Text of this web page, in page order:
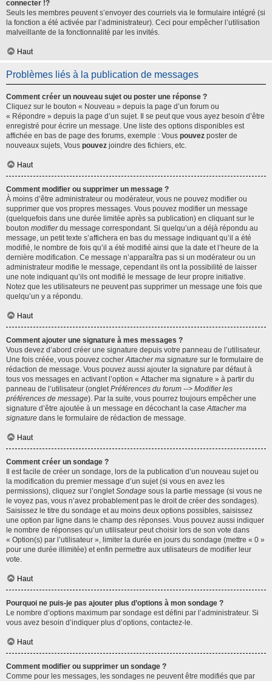
connecter !?
Seuls les membres peuvent s’envoyer des courriels via le formulaire intégré (si
la fonction a été activée par l’administrateur). Ceci pour empêcher l’utilisation
malveillante de la fonctionnalité par les invités.
Haut
Problèmes liés à la publication de messages
Comment créer un nouveau sujet ou poster une réponse ?
Cliquez sur le bouton « Nouveau » depuis la page d’un forum ou
« Répondre » depuis la page d’un sujet. Il se peut que vous ayez besoin d’être
enregistré pour écrire un message. Une liste des options disponibles est
affichée en bas de page des forums, exemple : Vous pouvez poster de
nouveaux sujets, Vous pouvez joindre des fichiers, etc.
Haut
Comment modifier ou supprimer un message ?
À moins d’être administrateur ou modérateur, vous ne pouvez modifier ou
supprimer que vos propres messages. Vous pouvez modifier un message
(quelquefois dans une durée limitée après sa publication) en cliquant sur le
bouton modifierdu message correspondant. Si quelqu’un a déjà répondu au
message, un petit texte s’affichera en bas du message indiquant qu’il a été
modifié, le nombre de fois qu’il a été modifié ainsi que la date et l’heure de la
dernière modification. Ce message n’apparaîtra pas si un modérateur ou un
administrateur modifie le message, cependant ils ont la possibilité de laisser
une note indiquant qu’ils ont modifié le message de leur propre initiative.
Notez que les utilisateurs ne peuvent pas supprimer un message une fois que
quelqu’un y a répondu.
Haut
Comment ajouter une signature à mes messages ?
Vous devez d’abord créer une signature depuis votre panneau de l’utilisateur.
Une fois créée, vous pouvez cocherAttacher ma signature sur le formulaire de
rédaction de message. Vous pouvez aussi ajouter la signature par défaut à
tous vos messages en activant l’option « Attacher ma signature » à partir du
panneau de l’utilisateur (ongletPréférences du forum --> Modifier les
préférences de message). Par la suite, vous pourrez toujours empêcher une
signature d’être ajoutée à un message en décochant la caseAttacher ma
signature dans le formulaire de rédaction de message.
Haut
Comment créer un sondage ?
Il est facile de créer un sondage, lors de la publication d’un nouveau sujet ou
la modification du premier message d’un sujet (si vous en avez les
permissions), cliquez sur l’ongletSondage sous la partie message (si vous ne
le voyez pas, vous n’avez probablement pas le droit de créer des sondages).
Saisissez le titre du sondage et au moins deux options possibles, saisissez
une option par ligne dans le champ des réponses. Vous pouvez aussi indiquer
le nombre de réponses qu’un utilisateur peut choisir lors de son vote dans
« Option(s) par l’utilisateur », limiter la durée en jours du sondage (mettre « 0 »
pour une durée illimitée) et enfin permettre aux utilisateurs de modifier leur
vote.
Haut
Pourquoi ne puis-je pas ajouter plus d’options à mon sondage ?
Le nombre d’options maximum par sondage est défini par l’administrateur. Si
vous avez besoin d’indiquer plus d’options, contactez-le.
Haut
Comment modifier ou supprimer un sondage ?
Comme pour les messages, les sondages ne peuvent être modifiés que par